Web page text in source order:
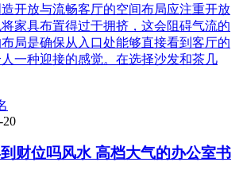
开放与流畅客厅的空间布局应注重开放
家具布置得过于拥挤，这会阻碍气流的
局是确保从入口处能够直接看到客厅的
一种迎接的感觉。在选择沙发和茶几
20
财位吗风水 高档大气的办公室书